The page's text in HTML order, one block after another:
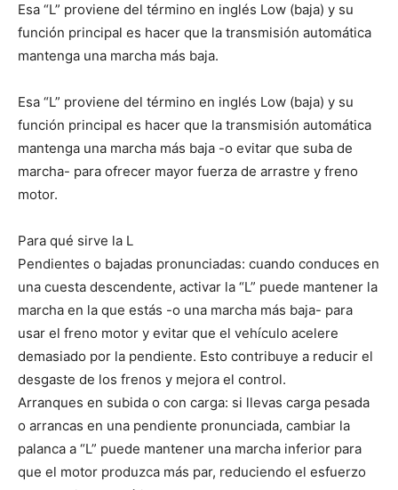
Esa “L” proviene del término en inglés Low (baja) y su
función principal es hacer que la transmisión automática
mantenga una marcha más baja.
Esa “L” proviene del término en inglés Low (baja) y su
función principal es hacer que la transmisión automática
mantenga una marcha más baja -o evitar que suba de
marcha- para ofrecer mayor fuerza de arrastre y freno
motor.
Para qué sirve la L
Pendientes o bajadas pronunciadas: cuando conduces en
una cuesta descendente, activar la “L” puede mantener la
marcha en la que estás -o una marcha más baja- para
usar el freno motor y evitar que el vehículo acelere
demasiado por la pendiente. Esto contribuye a reducir el
desgaste de los frenos y mejora el control.
Arranques en subida o con carga: si llevas carga pesada
o arrancas en una pendiente pronunciada, cambiar la
palanca a “L” puede mantener una marcha inferior para
que el motor produzca más par, reduciendo el esfuerzo